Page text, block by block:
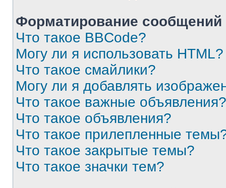
Форматирование
Что такое BBCode?
Могу ли я использовать HTML?
Что такое смайлики?
Могу ли я добавлять
Что такое важные объявления?
Что такое объявления?
Что такое прилепленные
Что такое закрытые темы?
Что такое значки тем?